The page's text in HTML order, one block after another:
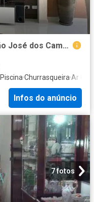
Apartamento para Venda em São José dos Campos/SP Jardim das Indústrias 3 Quartos
Piscina·Churrasqueira·Ar
Infos do anúncio
7 fotos